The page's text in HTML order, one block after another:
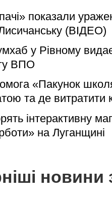
показали
(ВІДЕО)
у Рівному
ВПО
«Пакунок
та де витратити
інтерактивну
на Луганщині
новини